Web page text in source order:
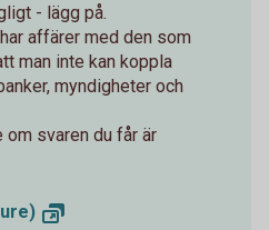
- lägg på.
affärer med den som
man inte kan koppla
myndigheter och
svaren du får är